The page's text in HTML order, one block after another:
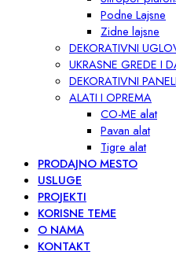
Podne Lajsne
Zidne lajsne
DEKORATIVNI
UKRASNE GREDE I
DEKORATIVNI PANELI
ALATI I OPREMA
CO-ME alat
Pavan alat
Tigre alat
PRODAJNO MESTO
USLUGE
PROJEKTI
KORISNE TEME
O NAMA
KONTAKT